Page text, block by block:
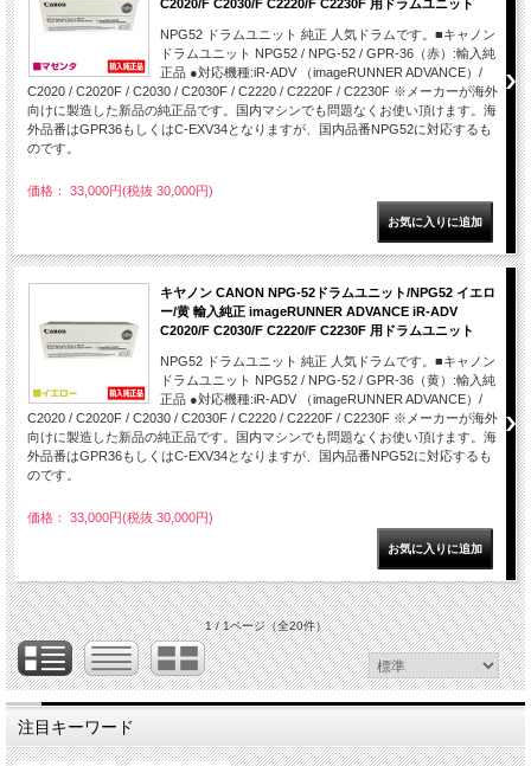
C2020/F C2030/F C2220/F C2230F 用ドラムユニット
NPG52 ドラムユニット 純正 人気ドラムです。■キャノン
ドラムユニット NPG52 / NPG-52 / GPR-36（赤）:輸入純
正品 ●対応機種:iR-ADV （imageRUNNER ADVANCE）/
C2020 / C2020F / C2030 / C2030F / C2220 / C2220F / C2230F ※メーカーが海外
向けに製造した新品の純正品です。国内マシンでも問題なくお使い頂けます。海
外品番はGPR36もしくはC-EXV34となりますが、国内品番NPG52に対応するも
のです。
価格： 33,000円(税抜 30,000円)
キヤノン CANON NPG-52ドラムユニット/NPG52 イエロ
ー/黄 輸入純正 imageRUNNER ADVANCE iR-ADV
C2020/F C2030/F C2220/F C2230F 用ドラムユニット
NPG52 ドラムユニット 純正 人気ドラムです。■キャノン
ドラムユニット NPG52 / NPG-52 / GPR-36（黄）:輸入純
正品 ●対応機種:iR-ADV （imageRUNNER ADVANCE）/
C2020 / C2020F / C2030 / C2030F / C2220 / C2220F / C2230F ※メーカーが海外
向けに製造した新品の純正品です。国内マシンでも問題なくお使い頂けます。海
外品番はGPR36もしくはC-EXV34となりますが、国内品番NPG52に対応するも
のです。
価格： 33,000円(税抜 30,000円)
1 / 1ページ（全20件）
注目キーワード